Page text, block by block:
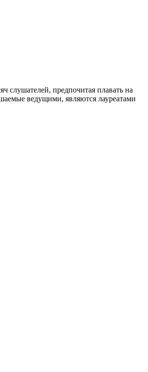
слушателей, предпочитая плавать на
ведущими, являются лауреатами